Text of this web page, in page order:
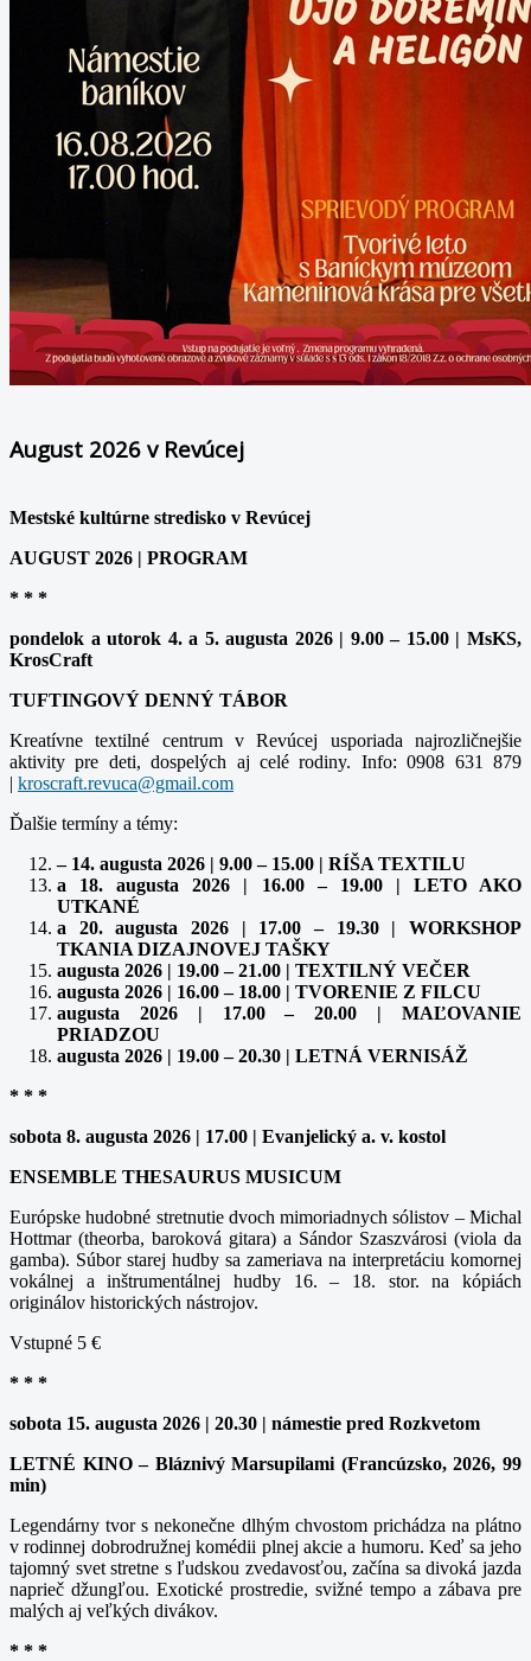
August 2026 v Revúcej
Mestské kultúrne stredisko v Revúcej
AUGUST 2026 | PROGRAM
* * *
pondelok a utorok 4. a 5. augusta 2026 | 9.00 – 15.00 | MsKS,
KrosCraft
TUFTINGOVÝ DENNÝ TÁBOR
Kreatívne textilné centrum v Revúcej usporiada najrozličnejšie
aktivity pre deti, dospelých aj celé rodiny. Info: 0908 631 879
|
Ďalšie termíny a témy:
– 14. augusta 2026 | 9.00 – 15.00 | RÍŠA TEXTILU
a 18. augusta 2026 | 16.00 – 19.00 | LETO AKO
UTKANÉ
a 20. augusta 2026 | 17.00 – 19.30 | WORKSHOP
TKANIA DIZAJNOVEJ TAŠKY
augusta 2026 | 19.00 – 21.00 | TEXTILNÝ VEČER
augusta 2026 | 16.00 – 18.00 | TVORENIE Z FILCU
augusta 2026 | 17.00 – 20.00 | MAĽOVANIE
PRIADZOU
augusta 2026 | 19.00 – 20.30 | LETNÁ VERNISÁŽ
* * *
sobota 8. augusta 2026 | 17.00 | Evanjelický a. v. kostol
ENSEMBLE THESAURUS MUSICUM
Európske hudobné stretnutie dvoch mimoriadnych sólistov – Michal
Hottmar (theorba, baroková gitara) a Sándor Szaszvárosi (viola da
gamba). Súbor starej hudby sa zameriava na interpretáciu komornej
vokálnej a inštrumentálnej hudby 16. – 18. stor. na kópiách
originálov historických nástrojov.
Vstupné 5 €
* * *
sobota 15. augusta 2026 | 20.30 | námestie pred Rozkvetom
LETNÉ KINO – Bláznivý Marsupilami (Francúzsko, 2026, 99
min)
Legendárny tvor s nekonečne dlhým chvostom prichádza na plátno
v rodinnej dobrodružnej komédii plnej akcie a humoru. Keď sa jeho
tajomný svet stretne s ľudskou zvedavosťou, začína sa divoká jazda
naprieč džungľou. Exotické prostredie, svižné tempo a zábava pre
malých aj veľkých divákov.
* * *